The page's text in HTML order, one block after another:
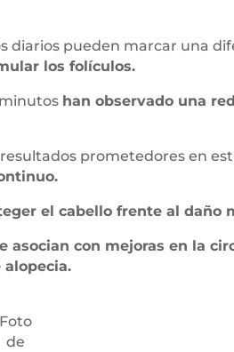
diarios pueden marcar una
los folículos.
han observado una
prometedores en
el cabello frente al daño
asocian con mejoras en la
Foto
de